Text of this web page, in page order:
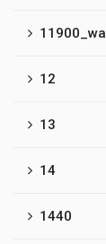
11900_wa
12
13
14
1440